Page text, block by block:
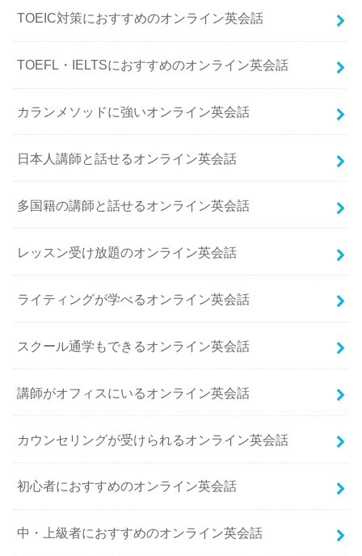
TOEIC対策におすすめのオンライン英会話
TOEFL・IELTSにおすすめのオンライン英会話
カランメソッドに強いオンライン英会話
日本人講師と話せるオンライン英会話
多国籍の講師と話せるオンライン英会話
レッスン受け放題のオンライン英会話
ライティングが学べるオンライン英会話
スクール通学もできるオンライン英会話
講師がオフィスにいるオンライン英会話
カウンセリングが受けられるオンライン英会話
初心者におすすめのオンライン英会話
中・上級者におすすめのオンライン英会話